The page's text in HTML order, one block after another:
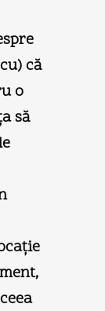
că
o
să